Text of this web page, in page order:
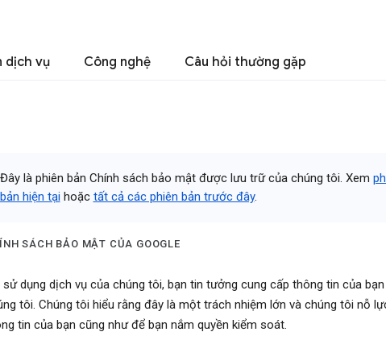
dịch vụ Công nghệ Câu hỏi thường gặp
Đây là phiên bản Chính sách bảo mật được lưu trữ của chúng tôi. Xem
bản hiện tại hoặc tất cả các phiên bản trước đây.
SÁCH BẢO MẬT CỦA GOOGLE
sử dụng dịch vụ của chúng tôi, bạn tin tưởng cung cấp thông tin của
tôi. Chúng tôi hiểu rằng đây là một trách nhiệm lớn và chúng tôi nỗ
tin của bạn cũng như để bạn nắm quyền kiểm soát.